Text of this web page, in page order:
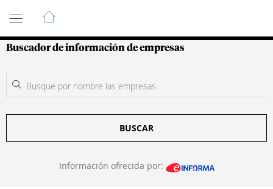
Guía de Empresas Colombianas
Buscador de información de empresas
BUSCAR
Información ofrecida por: